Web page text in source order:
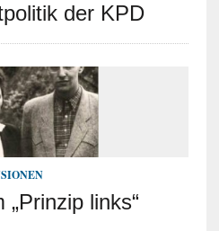
der KPD
links“